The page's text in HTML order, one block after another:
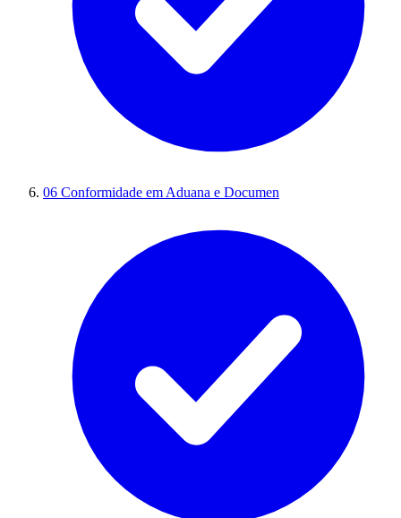
06 Conformidade em Aduana e Documen